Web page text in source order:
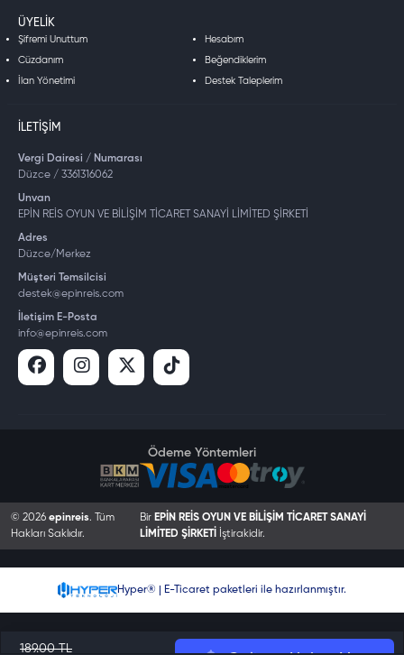
189.00 TL
ÜYELIK
Şifremi Unuttum Hesabım
Cüzdanım Beğendiklerim
İlan Yönetimi Destek Taleplerim
İLETIŞIM
Vergi Dairesi / Numarası
Düzce / 3361316062
Unvan
EPİN REİS OYUN VE BİLİŞİM TİCARET SANAYİ LİMİTED ŞİRKETİ
Adres
Düzce/Merkez
Müşteri Temsilcisi
destek@epinreis.com
İletişim E-Posta
info@epinreis.com
Ödeme Yöntemleri
© 2026 epinreis. Tüm
Hakları Saklıdır.
Bir EPİN REİS OYUN VE BİLİŞİM TİCARET SANAYİ
LİMİTED ŞİRKETİ
İştirakidir.
Hyper® | E-Ticaret paketleri ile hazırlanmıştır.